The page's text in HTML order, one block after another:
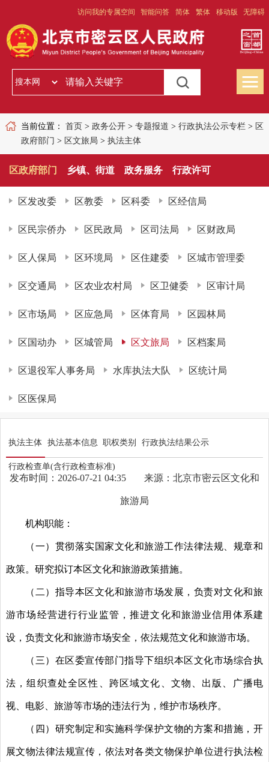
访问我的专属空间 智能问答 简体 繁体 移动版 无障碍
当前位置： 首页 > 政务公开> 专题报道 > 行政执法公示专栏> 区
政府部门 > 区文旅局 > 执法主体
区政府部门 乡镇、街道 政务服务 行政许可
区发改委 区教委 区科委 区经信局
区民宗侨办 区民政局 区司法局 区财政局
区人保局 区环境局 区住建委 区城市管理委
区交通局 区农业农村局 区卫健委 区审计局
区市场局 区应急局 区体育局 区园林局
区国动办 区城管局 区文旅局 区档案局
区退役军人事务局 水库执法大队 区统计局
区医保局
执法主体 执法基本信息 职权类别 行政执法结果公示
行政检查单(含行政检查标准)
发布时间：2026-07-21 04:35 来源：北京市密云区文化和
旅游局
机构职能：
（一）贯彻落实国家文化和旅游工作法律法规、规章和
政策。研究拟订本区文化和旅游政策措施。
（二）指导本区文化和旅游市场发展，负责对文化和旅
游市场经营进行行业监管，推进文化和旅游业信用体系建
设，负责文化和旅游市场安全，依法规范文化和旅游市场。
（三）在区委宣传部门指导下组织本区文化市场综合执
法，组织查处全区性、跨区域文化、文物、出版、广播电
视、电影、旅游等市场的违法行为，维护市场秩序。
（四）研究制定和实施科学保护文物的方案和措施，开
展文物法律法规宣传，依法对各类文物保护单位进行执法检